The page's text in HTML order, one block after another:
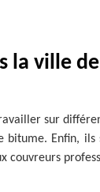
la ville
sur
bitume. Enfin,
couvreurs